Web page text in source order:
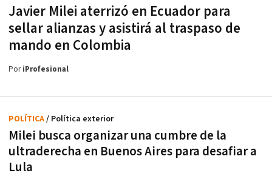
Javier Milei aterrizó en Ecuador para
sellar alianzas y asistirá al traspaso de
mando en Colombia
PoriProfesional
Milei busca organizar una cumbre de la
ultraderecha en Buenos Aires para desafiar a
Lula
POLÍTICA/ Política exterior